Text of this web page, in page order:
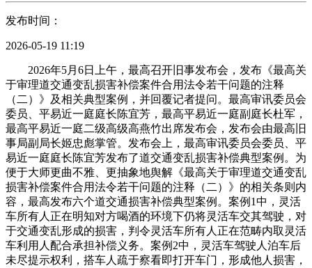
发布时间：
2026-05-19 11:19
2026年5月6日上午，最高召开旧事发布会，发布《最高关
于审理道交通变乱损害补偿案件合用法令若干问题的注释
（二）》及相关典型案例，并回覆记者提问。最高审讯委员会
委员、平易近一庭庭长陈宜芳，最高平易近一庭副庭长杜军，
最高平易近一庭二级高级高燕竹出席发布会，发布会由最高旧
事局副局长姬忠彪掌管。发布会上，最高审讯委员会委员、平
易近一庭庭长陈宜芳发布了道交通变乱损害补偿典型案例。为
便于大师更曲不雅、更抽象地舆解《最高关于审理道交通变乱
损害补偿案件合用法令若干问题的注释（二）》的相关条则内
容，最高发布六个道交通损害补偿典型案例。案例1中，灵活
车所有人正在明知对方喝酒的环境下仍将灵活车交其驾驶，对
于交通变乱形成的损害，判令灵活车所有人正在范畴内取灵活
车利用人配合承担补偿义务。案例2中，灵活车驾驶人泊车后
未尽提示权利，搭车人疏于察看即打开车门，形成他人损害，